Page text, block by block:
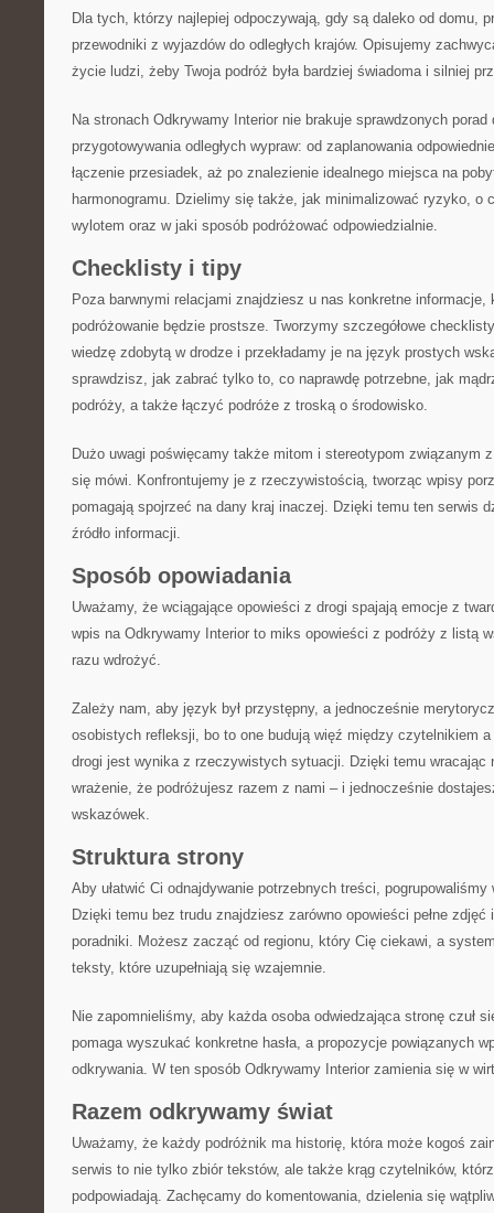
Dla tych, którzy najlepiej odpoczywają, gdy są daleko od domu,
przewodniki z wyjazdów do odległych krajów. Opisujemy
życie ludzi, żeby Twoja podróż była bardziej świadoma i silniej
Na stronach Odkrywamy Interior nie brakuje sprawdzonych
przygotowywania odległych wypraw: od zaplanowania
łączenie przesiadek, aż po znalezienie idealnego miejsca na
harmonogramu. Dzielimy się także, jak minimalizować ryzyko, o
wylotem oraz w jaki sposób podróżować odpowiedzialnie.
Checklisty i tipy
Poza barwnymi relacjami znajdziesz u nas konkretne informacje,
podróżowanie będzie prostsze. Tworzymy szczegółowe
wiedzę zdobytą w drodze i przekładamy je na język prostych
sprawdzisz, jak zabrać tylko to, co naprawdę potrzebne, jak
podróży, a także łączyć podróże z troską o środowisko.
Dużo uwagi poświęcamy także mitom i stereotypom związanym
się mówi. Konfrontujemy je z rzeczywistością, tworząc wpisy
pomagają spojrzeć na dany kraj inaczej. Dzięki temu ten serwis
źródło informacji.
Sposób opowiadania
Uważamy, że wciągające opowieści z drogi spajają emocje z
wpis na Odkrywamy Interior to miks opowieści z podróży z listą
razu wdrożyć.
Zależy nam, aby język był przystępny, a jednocześnie
osobistych refleksji, bo to one budują więź między czytelnikiem
drogi jest wynika z rzeczywistych sytuacji. Dzięki temu wracając
wrażenie, że podróżujesz razem z nami – i jednocześnie
wskazówek.
Struktura strony
Aby ułatwić Ci odnajdywanie potrzebnych treści,
Dzięki temu bez trudu znajdziesz zarówno opowieści pełne
poradniki. Możesz zacząć od regionu, który Cię ciekawi, a
teksty, które uzupełniają się wzajemnie.
Nie zapomnieliśmy, aby każda osoba odwiedzająca stronę czuł
pomaga wyszukać konkretne hasła, a propozycje powiązanych
odkrywania. W ten sposób Odkrywamy Interior zamienia się w
Razem odkrywamy świat
Uważamy, że każdy podróżnik ma historię, która może kogoś
serwis to nie tylko zbiór tekstów, ale także krąg czytelników,
podpowiadają. Zachęcamy do komentowania, dzielenia się